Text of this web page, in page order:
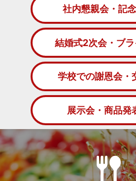
社内懇親会・記
結婚式2次会・ブ
学校での謝恩会・
展示会・商品発